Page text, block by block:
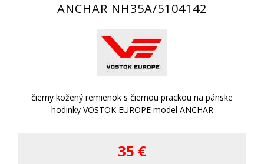
ANCHAR NH35A/5104142
čierny kožený remienok s čiernou prackou na pánske
hodinky VOSTOK EUROPE model ANCHAR
35 €